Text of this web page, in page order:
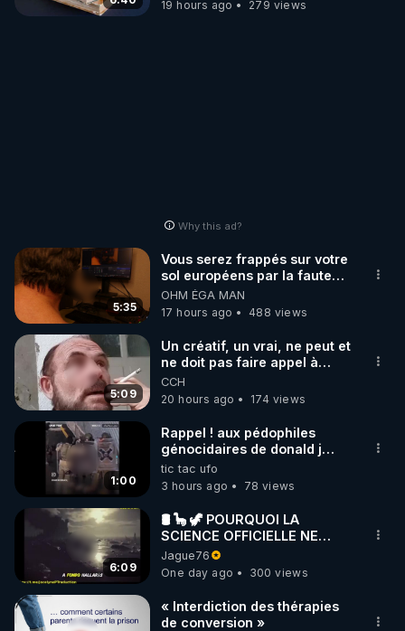
19 hours ago
279 views
Why this ad?
5:35
Vous serez frappés sur votre
sol européens par la faute
des dirigeants qui s'en
mettent dans le nez
OHM ÉGA MAN
17 hours ago
488 views
5:09
Un créatif, un vrai, ne peut et
ne doit pas faire appel à
l'intelligence artificielle
CCH
20 hours ago
174 views
1:00
Rappel ! aux pédophiles
génocidaires de donald j
trump et ses supporters
trumpistes 424et 666.
tic tac ufo
3 hours ago
78 views
6:09
🛢 🦕 🦖 POURQUOI LA
SCIENCE OFFICIELLE NE
CONNAÎT-ELLE PAS LA VRAIE
ORIGINE DU PÉTROLE ?
Jague76
One day ago
300 views
« Interdiction des thérapies
de conversion »